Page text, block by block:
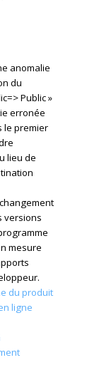
anomalie
du
Public »
erronée
le premier
lieu de
versions
mesure
du produit
ligne